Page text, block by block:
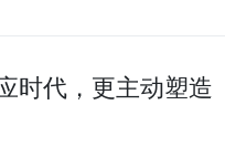
时代，更主动塑造